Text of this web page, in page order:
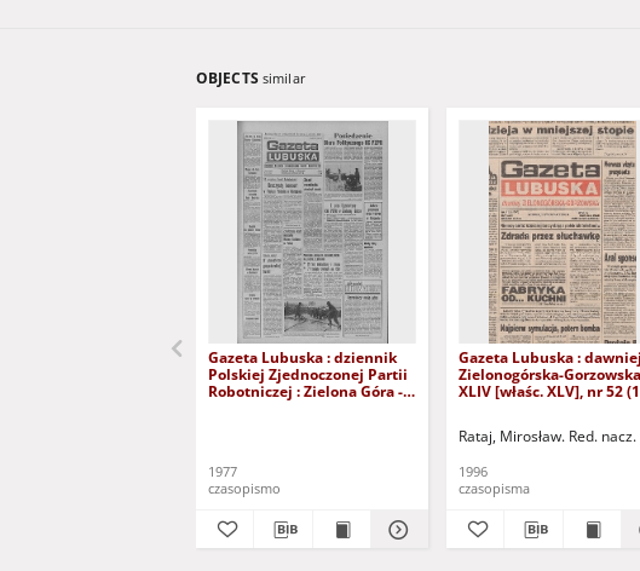
OBJECTS similar
Gazeta Lubuska : dziennik
Polskiej Zjednoczonej Partii
Robotniczej : Zielona Góra -
1977
czasopismo
Gazeta Lubuska : dawniej
Zielonogórska-
XLIV [właśc. XLV], nr 52 (1
Rataj, Mirosław. Red. nacz.
1996
czasopisma